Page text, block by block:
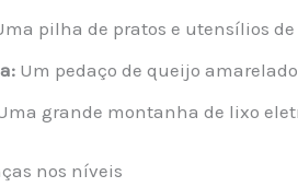
pilha de pratos e utensílios
Um pedaço de queijo
grande montanha de lixo
nos níveis